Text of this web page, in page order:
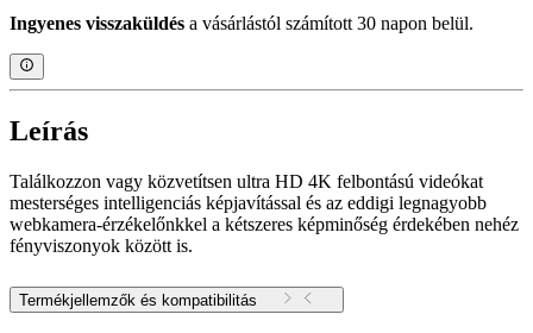
Ingyenes visszaküldés a vásárlástól számított 30 napon belül.
Leírás
Találkozzon vagy közvetítsen ultra HD 4K felbontású videókat
mesterséges intelligenciás képjavítással és az eddigi legnagyobb
webkamera-érzékelőnkkel a kétszeres képminőség érdekében nehéz
fényviszonyok között is.
Termékjellemzők és kompatibilitás